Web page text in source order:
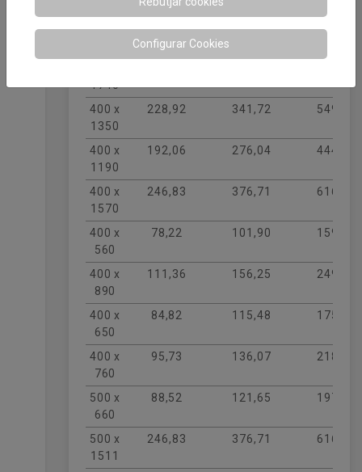
300 x
95,73 136,07 218,82
1740
400 x
1350
228,92 341,72 549,21
400 x
1190
192,06 276,04 444,23
400 x
1570
246,83 376,71 616,11
400 x
560
78,22 101,90 159,34
400 x
890
111,36 156,25 249,08
400 x
650
84,82 115,48 175,17
400 x
760
95,73 136,07 218,82
500 x
660
88,52 121,65 197,01
500 x
1511
246,83 376,71 616,11
Configurar Cookies